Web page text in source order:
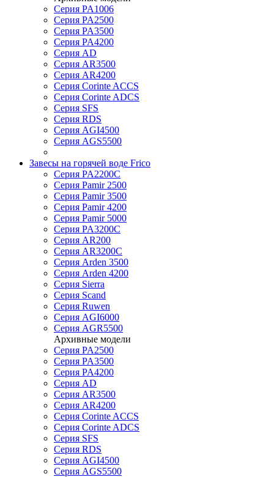
Серия PA1006
Серия PA2500
Серия PA3500
Серия PA4200
Серия AD
Серия AR3500
Серия AR4200
Серия Corinte ACCS
Серия Corinte ADCS
Серия SFS
Серия RDS
Серия AGI4500
Серия AGS5500
Завесы на горячей воде Frico
Серия PA2200C
Серия Pamir 2500
Серия Pamir 3500
Серия Pamir 4200
Серия Pamir 5000
Серия PA3200C
Серия AR200
Серия AR3200C
Серия Arden 3500
Серия Arden 4200
Серия Sierra
Серия Scand
Серия Ruwen
Серия AGI6000
Серия AGR5500
Архивные модели
Серия PA2500
Серия PA3500
Серия PA4200
Серия AD
Серия AR3500
Серия AR4200
Серия Corinte ACCS
Серия Corinte ADCS
Серия SFS
Серия RDS
Серия AGI4500
Серия AGS5500